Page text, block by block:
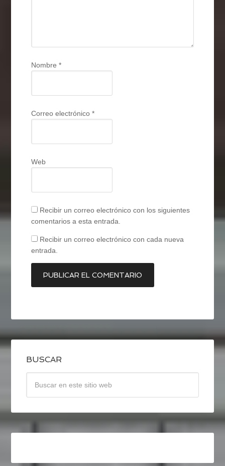
Nombre*
Correo electrónico*
Web
Recibir un correo electrónico con los siguientes
comentarios a esta entrada.
Recibir un correo electrónico con cada nueva
entrada.
BUSCAR